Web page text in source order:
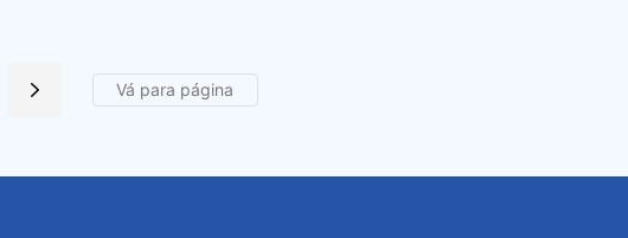
e recursos
máquina é perfeita
dos
de pesticidas, sujeira e outros
contaminantes. Ao usar este
frutas e vegetais mais limpos e seguros